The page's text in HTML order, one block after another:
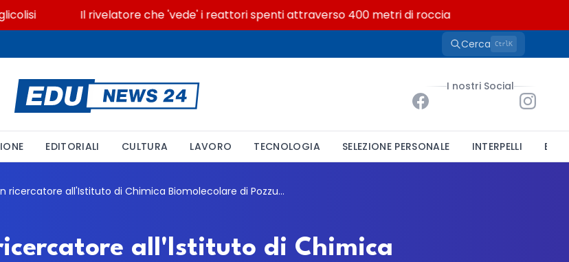
Il rivelatore che 'vede' i reattori spenti attraverso 400 metri di roccia
Cerca CtrlK
I nostri Social
EDITORIALI CULTURA LAVORO TECNOLOGIA SELEZIONE PERSONALE INTERPELLI
CNR, bando per un ricercatore all'Istituto di Chimica Biomolecolare di Pozzuoli: candidature entro luglio
all'Istituto di Chimica